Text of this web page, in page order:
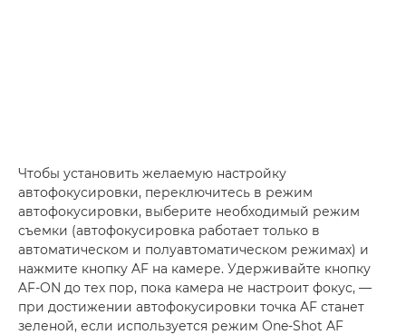
Чтобы установить желаемую настройку
автофокусировки, переключитесь в режим
автофокусировки, выберите необходимый режим
съемки (автофокусировка работает только в
автоматическом и полуавтоматическом режимах) и
нажмите кнопку AF на камере. Удерживайте кнопку
AF-ON до тех пор, пока камера не настроит фокус, —
при достижении автофокусировки точка AF станет
зеленой, если используется режим One-Shot AF